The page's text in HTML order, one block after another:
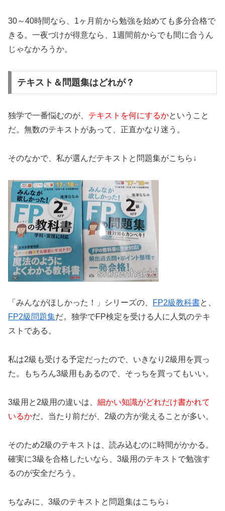
30～40時間なら、1ヶ月前から勉強を始めても多分合格で
きる。一夜づけが得意なら、1週間前からでも間に合うん
じゃなかろうか。
テキスト＆問題集はどれが？
独学で一番悩むのが、 テキストを何にするかということ
だ。無数のテキストがあって、正直かなり迷う。
そのなかで、私が選んだテキストと問題集がこちら↓
「みんながほしかった！」シリーズの、 FP2級教科書と、
FP2級問題集だ。独学でFP検定を受ける人に人気のテキ
ストである。
私は2級も受ける予定だったので、いきなり2級用を買っ
た。もちろん3級用もあるので、そっちを買ってもいい。
3級用と2級用の違いは、 細かい知識がどれだけ書かれて
いるかだ。当たり前だが、2級の方が覚えることが多い。
そのため2級のテキストは、読み込むのに時間がかかる。
確実に3級を合格したいなら、3級用のテキストで勉強す
るのが安全だろう。
ちなみに、3級のテキストと問題集はこちら↓